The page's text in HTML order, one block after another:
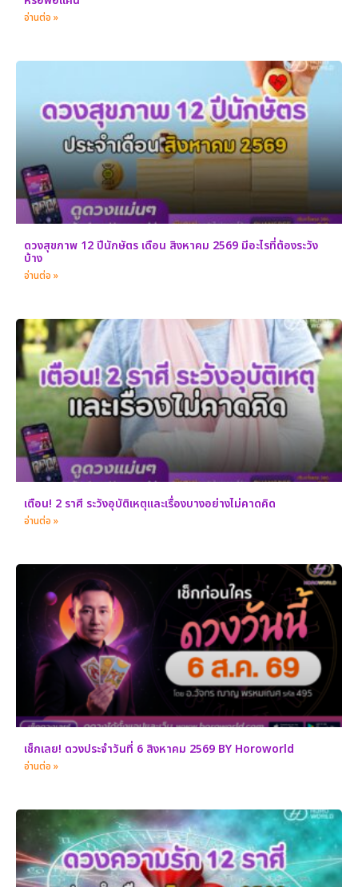
อ่านต่อ »
ดวงสุขภาพ 12 ปีนักษัตร เดือน สิงหาคม 2569 มีอะไรที่ต้องระวัง
บ้าง
อ่านต่อ »
เตือน! 2 ราศี ระวังอุบัติเหตุและเรื่องบางอย่างไม่คาดคิด
อ่านต่อ »
เช็กเลย! ดวงประจำวันที่ 6 สิงหาคม 2569 BY Horoworld
อ่านต่อ »